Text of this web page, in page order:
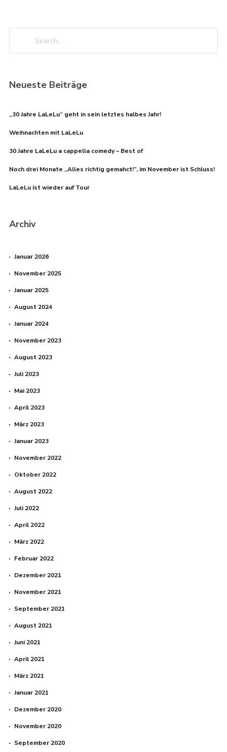
Neueste Beiträge
„30 Jahre LaLeLu“ geht in sein letztes halbes Jahr!
Weihnachten mit LaLeLu
30 Jahre LaLeLu a cappella comedy – Best of
Noch drei Monate „Alles richtig gemahct!“, im November ist Schluss!
LaLeLu ist wieder auf Tour
Archiv
Januar 2026
November 2025
Januar 2025
August 2024
Januar 2024
November 2023
August 2023
Juli 2023
Mai 2023
April 2023
März 2023
Januar 2023
November 2022
Oktober 2022
August 2022
Juli 2022
April 2022
März 2022
Februar 2022
Dezember 2021
November 2021
September 2021
August 2021
Juni 2021
April 2021
März 2021
Januar 2021
Dezember 2020
November 2020
September 2020